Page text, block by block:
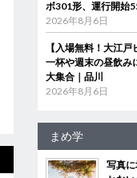
ボ301形、運行開始
2026年8月6日
【入場無料！大江
一杯や週末の昼飲み
大集合｜品川
2026年8月6日
まめ学
写真